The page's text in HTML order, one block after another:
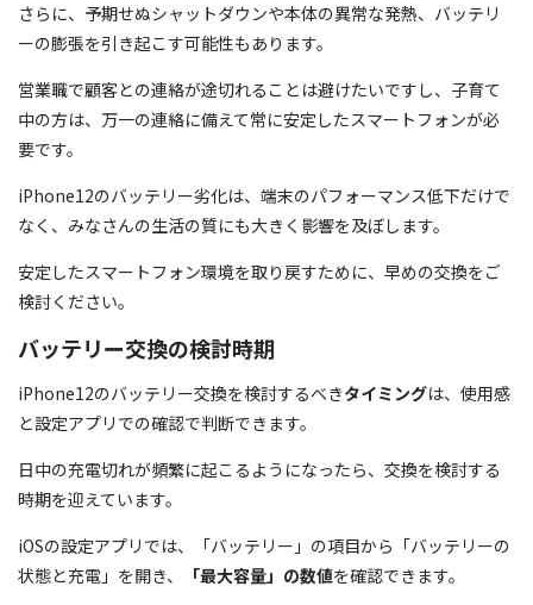
さらに、予期せぬシャットダウンや本体の異常な発熱、バッテリ
ーの膨張を引き起こす可能性もあります。
営業職で顧客との連絡が途切れることは避けたいですし、子育て
中の方は、万一の連絡に備えて常に安定したスマートフォンが必
要です。
iPhone12のバッテリー劣化は、端末のパフォーマンス低下だけで
なく、みなさんの生活の質にも大きく影響を及ぼします。
安定したスマートフォン環境を取り戻すために、早めの交換をご
検討ください。
バッテリー交換の検討時期
iPhone12のバッテリー交換を検討するべきタイミングは、使用感
と設定アプリでの確認で判断できます。
日中の充電切れが頻繁に起こるようになったら、交換を検討する
時期を迎えています。
iOSの設定アプリでは、「バッテリー」の項目から「バッテリーの
状態と充電」を開き、
「最大容量」の数値を確認できます。